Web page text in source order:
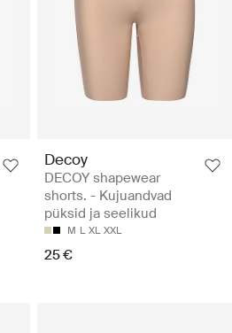
Decoy
DECOY shapewear
shorts. - Kujuandvad
püksid ja seelikud
M L XL XXL
25 €